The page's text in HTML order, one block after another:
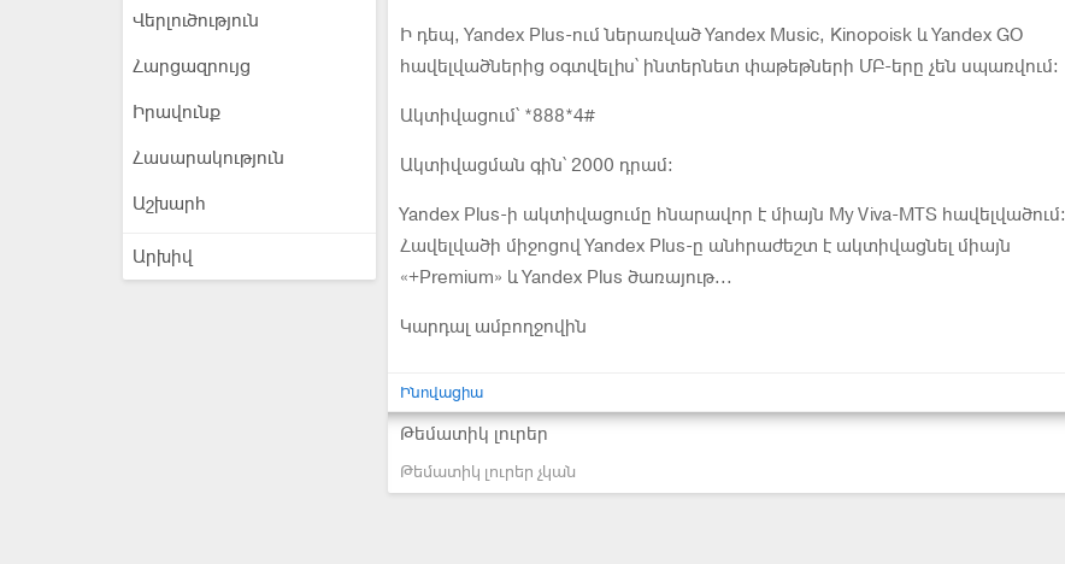
Վերլուծություն
Հարցազրույց
Իրավունք
Հասարակություն
Աշխարհ
Արխիվ
Ի դեպ, Yandex Plus-ում ներառված Yandex Music, Kinopoisk և Yandex GO
հավելվածներից օգտվելիս՝ ինտերնետ փաթեթների ՄԲ-երը չեն սպառվում:
Ակտիվացում՝ *888*4#
Ակտիվացման գին՝ 2000 դրամ։
Yandex Plus-ի ակտիվացումը հնարավոր է միայն My Viva-MTS հավելվածում:
Հավելվածի միջոցով Yandex Plus-ը անհրաժեշտ է ակտիվացնել միայն
«+Premium» և Yandex Plus ծառայութ...
Կարդալ ամբողջովին
Ինովացիա
Թեմատիկ լուրեր
Թեմատիկ լուրեր չկան